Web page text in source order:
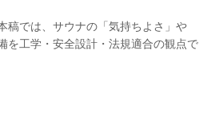
稿では、サウナの「気持ちよさ」や
を工学・安全設計・法規適合の観点で